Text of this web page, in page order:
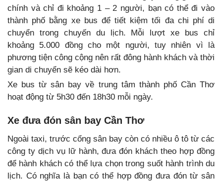
chính và chỉ đi khoảng 1 – 2 người, bạn có thể đi vào
thành phố bằng xe bus để tiết kiệm tối đa chi phí di
chuyển trong chuyến du lịch. Mỗi lượt xe bus chỉ
khoảng 5.000 đồng cho một người, tuy nhiên vì là
phương tiện công cộng nên rất đông hành khách và thời
gian di chuyển sẽ kéo dài hơn.
Xe bus từ sân bay về trung tâm thành phố Cần Thơ
hoạt động từ 5h30 đến 18h30 mỗi ngày.
Xe đưa đón sân bay Cần Thơ
Ngoài taxi, trước cổng sân bay còn có nhiều ô tô từ các
công ty dịch vụ lữ hành, đưa đón khách theo hợp đồng
để hành khách có thể lựa chọn trong suốt hành trình du
lịch. Có nghĩa là bạn có thể hợp đồng đưa đón từ sân